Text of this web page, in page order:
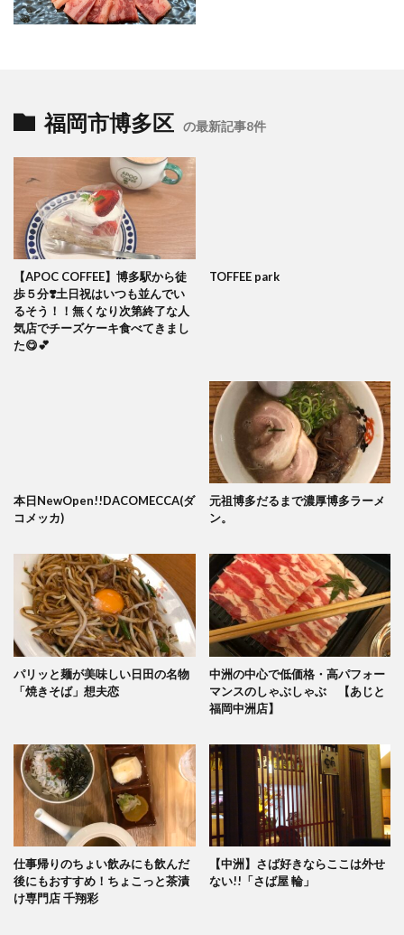
福岡市博多区 の最新記事8件
【APOC COFFEE】博多駅から徒
歩５分❣️土日祝はいつも並んでい
るそう！！無くなり次第終了な人
気店でチーズケーキ食べてきまし
た😋💕
TOFFEE park
本日NewOpen!!DACOMECCA(ダ
コメッカ)
元祖博多だるまで濃厚博多ラーメ
ン。
パリッと麺が美味しい日田の名物
「焼きそば」想夫恋
中洲の中心で低価格・高パフォー
マンスのしゃぶしゃぶ 【あじと
福岡中洲店】
仕事帰りのちょい飲みにも飲んだ
後にもおすすめ！ちょこっと茶漬
け専門店 千翔彩
【中洲】さば好きならここは外せ
ない!!「さば屋 輪」